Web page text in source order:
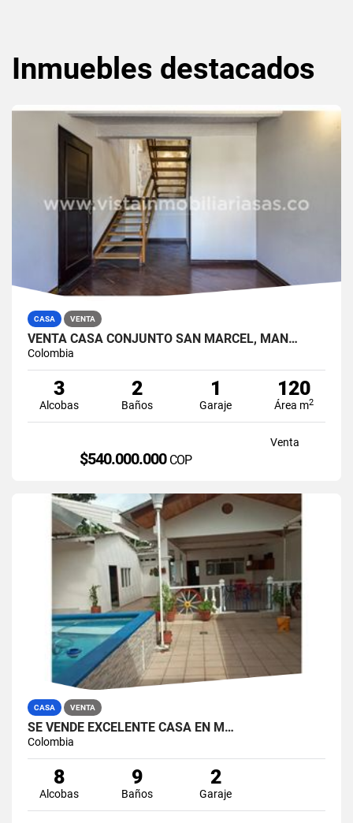
Inmuebles destacados
CASA VENTA
VENTA CASA CONJUNTO SAN MARCEL, MAN…
Colombia
3
Alcobas
2
Baños
1
Garaje
120
Área m2
Venta
$540.000.000 COP
CASA VENTA
SE VENDE EXCELENTE CASA EN M…
Colombia
8
Alcobas
9
Baños
2
Garaje